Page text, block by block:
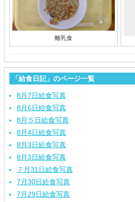
離乳食
「給食日記」のページ一覧
8月7日給食写真
8月6日給食写真
8月５日給食写真
8月4日給食写真
8月3日給食写真
8月3日給食写真
７月31日給食写真
7月30日給食写真
7月29日給食写真